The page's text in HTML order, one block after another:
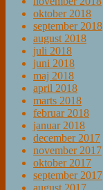
oktober 2018
september 2018
august 2018
juli 2018
juni 2018
maj 2018
april 2018
marts 2018
februar 2018
januar 2018
december 2017
november 2017
oktober 2017
september 2017
august 2017